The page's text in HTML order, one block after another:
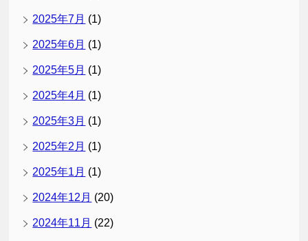
2025年7月 (1)
2025年6月 (1)
2025年5月 (1)
2025年4月 (1)
2025年3月 (1)
2025年2月 (1)
2025年1月 (1)
2024年12月 (20)
2024年11月 (22)